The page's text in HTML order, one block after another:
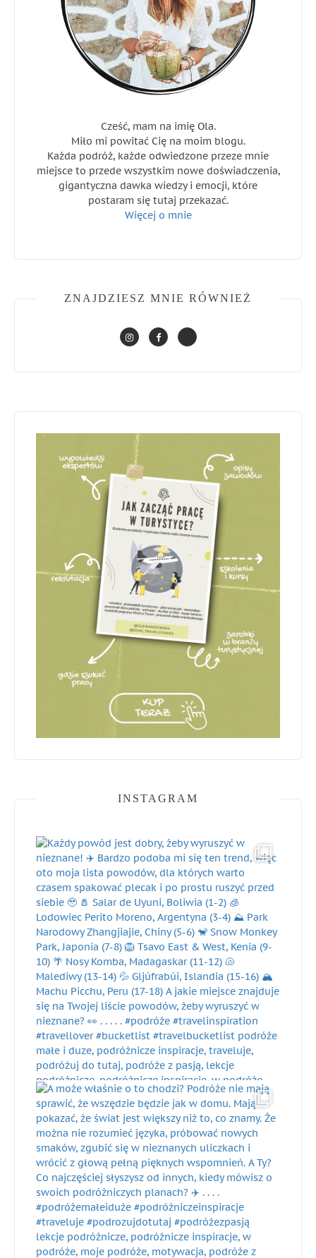
Cześć, mam na imię Ola.
Miło mi powitać Cię na moim blogu.
Każda podróż, każde odwiedzone przeze mnie
miejsce to przede wszystkim nowe doświadczenia,
gigantyczna dawka wiedzy i emocji, które
postaram się tutaj przekazać.
Więcej o mnie
ZNAJDZIESZ MNIE RÓWNIEŻ
INSTAGRAM